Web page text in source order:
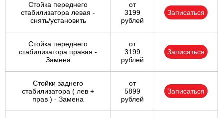
Стойка переднего
стабилизатора левая -
снять/установить
от
3199
рублей
Записаться
Стойка переднего
стабилизатора правая -
Замена
от
3199
рублей
Записаться
Стойки заднего
стабилизатора ( лев +
прав ) - Замена
от
5899
рублей
Записаться